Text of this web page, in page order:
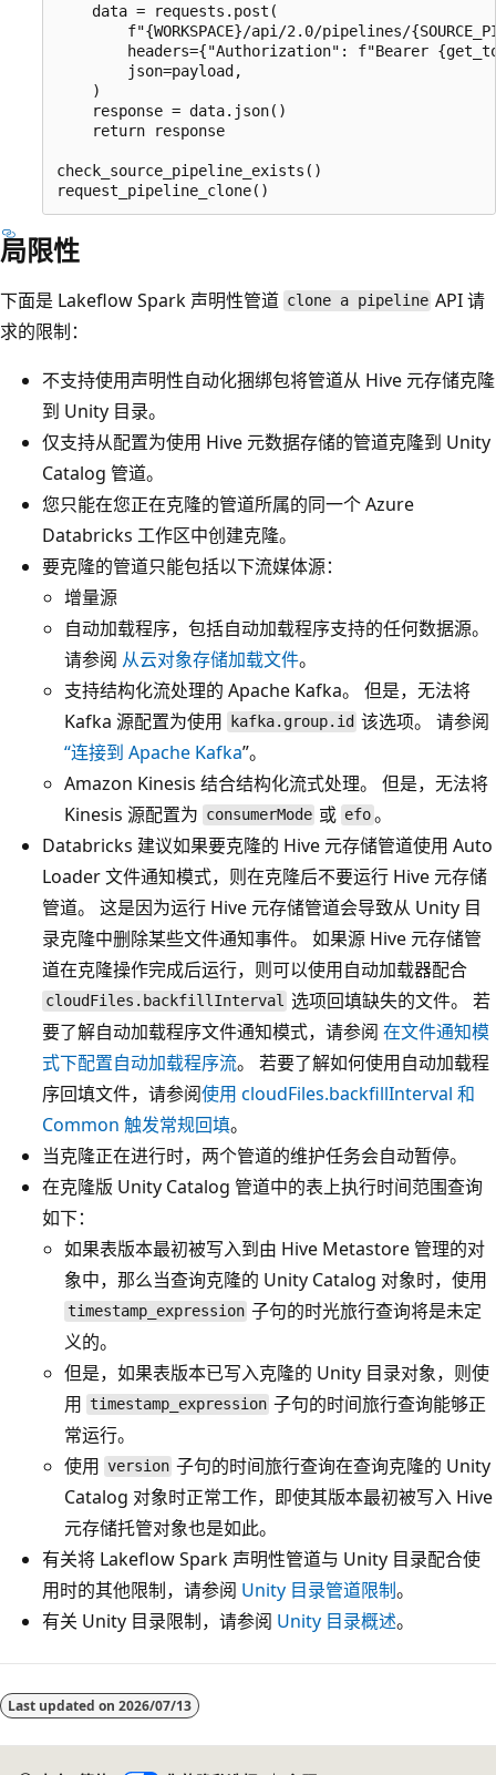
    data = requests.post(
f"{WORKSPACE}/api/2.0/pipelines/
headers={"Authorization": f"Bearer
        json=payload,
    )
    response = data.json()
    return response
check_source_pipeline_exists()
局限性
下面是 Lakeflow Spark 声明性管道 clone a pipeline API 请
求的限制：
不支持使用声明性自动化捆绑包将管道从 Hive 元存储克隆
到 Unity 目录。
仅支持从配置为使用 Hive 元数据存储的管道克隆到 Unity
Catalog 管道。
您只能在您正在克隆的管道所属的同一个 Azure
Databricks 工作区中创建克隆。
要克隆的管道只能包括以下流媒体源：
增量源
自动加载程序，包括自动加载程序支持的任何数据源。
请参阅 从云对象存储加载文件。
支持结构化流处理的 Apache Kafka。 但是，无法将
Kafka 源配置为使用
kafka.group.id 该选项。 请参阅
“连接到 Apache Kafka”。
Amazon Kinesis 结合结构化流式处理。 但是，无法将
Kinesis 源配置为 consumerMode 或 efo。
Databricks 建议如果要克隆的 Hive 元存储管道使用 Auto
Loader 文件通知模式，则在克隆后不要运行 Hive 元存储
管道。 这是因为运行 Hive 元存储管道会导致从 Unity 目
录克隆中删除某些文件通知事件。 如果源 Hive 元存储管
道在克隆操作完成后运行，则可以使用自动加载器配合
cloudFiles.backfillInterval 选项回填缺失的文件。 若
要了解自动加载程序文件通知模式，请参阅 在文件通知模
式下配置自动加载程序流。 若要了解如何使用自动加载程
序回填文件，请参阅使用 cloudFiles.backfillInterval 和
Common 触发常规回填。
当克隆正在进行时，两个管道的维护任务会自动暂停。
在克隆版 Unity Catalog 管道中的表上执行时间范围查询
如下：
如果表版本最初被写入到由 Hive Metastore 管理的对
象中，那么当查询克隆的 Unity Catalog 对象时，使用
timestamp_expression 子句的时光旅行查询将是未定
义的。
但是，如果表版本已写入克隆的 Unity 目录对象，则使
用 timestamp_expression 子句的时间旅行查询能够正
常运行。
使用 version 子句的时间旅行查询在查询克隆的 Unity
Catalog 对象时正常工作，即使其版本最初被写入 Hive
元存储托管对象也是如此。
有关将 Lakeflow Spark 声明性管道与 Unity 目录配合使
用时的其他限制，请参阅 Unity 目录管道限制。
有关 Unity 目录限制，请参阅 Unity 目录概述。
Last updated on 2026/07/13